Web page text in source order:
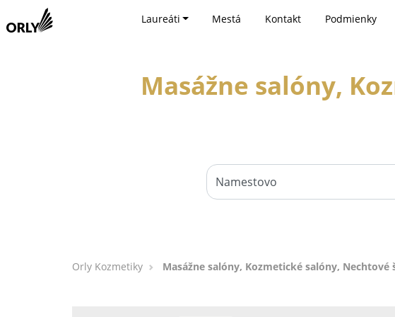
Laureáti Mestá Kontakt Podmienky
Masážne salóny,
Orly Kozmetiky Masážne salóny, Kozmetické salóny,